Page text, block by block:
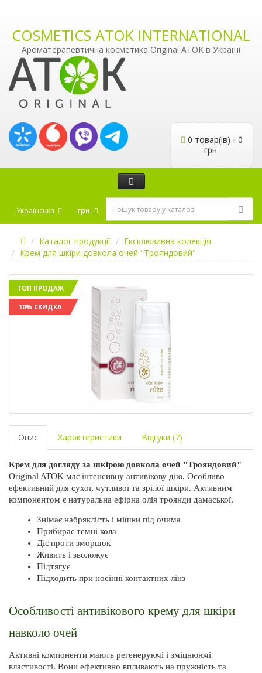
COSMETICS ATOK INTERNATIONAL
Ароматерапевтична косметика Original ATOK в Україні
0 товар(ів) - 0
грн.
Українська грн.
Каталог продукції
Ексклюзивна колекція
Крем для шкіри довкола очей "Трояндовий"
ТОП ПРОДАЖ
10% СКИДКА
Опис Характеристики Відгуки (7)
Крем для догляду за шкірою довкола очей "Трояндовий"
Original ATOK має інтенсивну антивікову дію. Особливо
ефективний для сухої, чутливої ​​та зрілої шкіри. Активним
компонентом є натуральна ефірна олія троянди дамаської.
Знімає набряклість і мішки під очима
Прибирає темні кола
Діє проти зморшок
Живить і зволожує
Підтягує
Підходить при носінні контактних лінз
Особливості антивікового крему для шкіри
навколо очей
Активні компоненти мають регенеруючі і зміцнюючі
властивості. Вони ефективно впливають на пружність та